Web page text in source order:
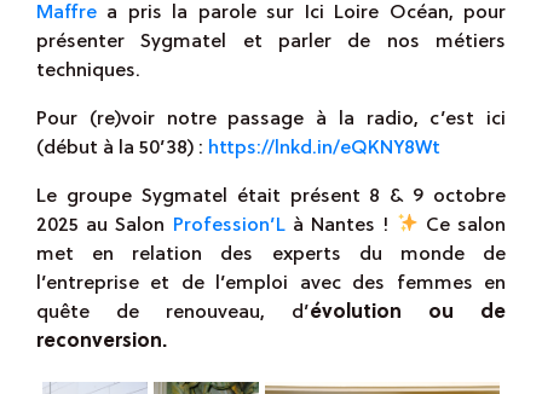
Maffre a pris la parole sur Ici Loire Océan, pour
présenter Sygmatel et parler de nos métiers
techniques.
Pour (re)voir notre passage à la radio, c’est ici
(début à la 50’38) : https://lnkd.in/eQKNY8Wt
Le groupe Sygmatel était présent 8 & 9 octobre
2025 au Salon Profession’Là Nantes !
Ce salon
met en relation des experts du monde de
l’entreprise et de l’emploi avec des femmes en
quête de renouveau, d’évolution ou de
reconversion.